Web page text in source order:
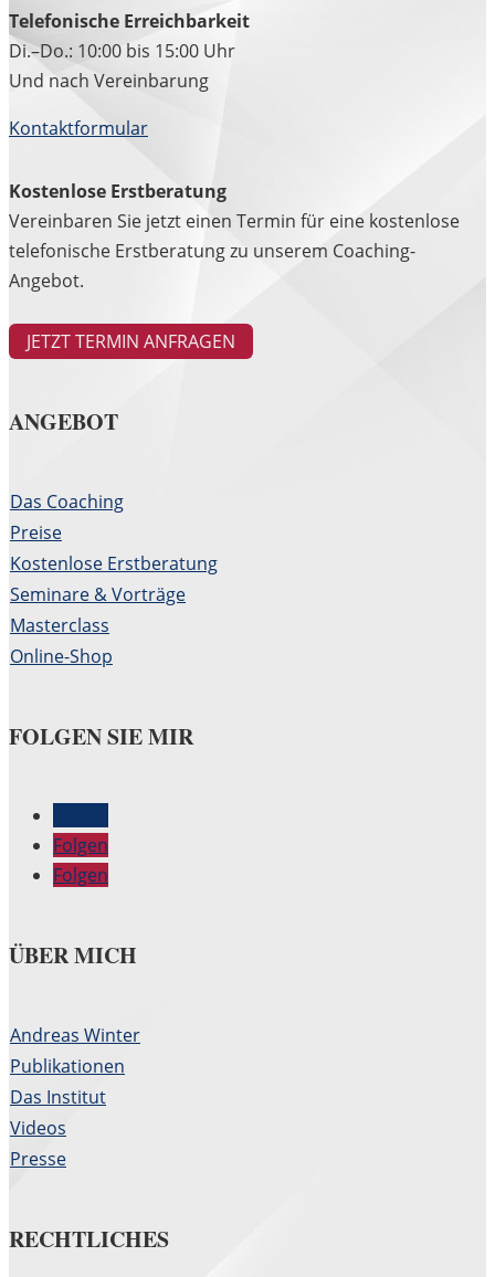
Telefonische Erreichbarkeit
Di.–Do.: 10:00 bis 15:00 Uhr
Und nach Vereinbarung
Kontaktformular
Kostenlose Erstberatung
Vereinbaren Sie jetzt einen Termin für eine kostenlose
telefonische Erstberatung zu unserem Coaching-
Angebot.
JETZT TERMIN ANFRAGEN
ANGEBOT
Das Coaching
Preise
Kostenlose Erstberatung
Seminare & Vorträge
Masterclass
Online-Shop
FOLGEN SIE MIR
Folgen
Folgen
ÜBER MICH
Andreas Winter
Publikationen
Das Institut
Videos
Presse
RECHTLICHES